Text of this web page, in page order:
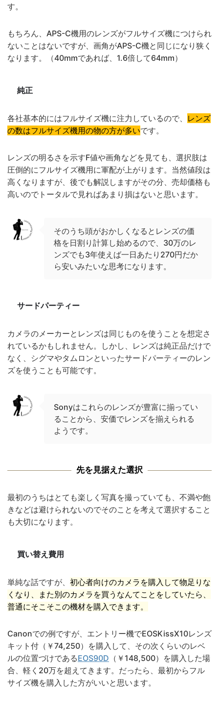
す。
もちろん、APS-C機用のレンズがフルサイズ機につけられ
ないことはないですが、画角がAPS-C機と同じになり狭く
なります。（40mmであれば、1.6倍して64mm）
純正
各社基本的にはフルサイズ機に注力しているので、 レンズ
の数はフルサイズ機用の物の方が多いです。
レンズの明るさを示すF値や画角などを見ても、選択肢は
圧倒的にフルサイズ機用に軍配が上がります。当然値段は
高くなりますが、後でも解説しますがその分、売却価格も
高いのでトータルで見ればあまり損はないと思います。
そのうち頭がおかしくなるとレンズの価
格を日割り計算し始めるので、30万のレ
ンズでも3年使えば一日あたり270円だか
ら安いみたいな思考になります。
サードパーティー
カメラのメーカーとレンズは同じものを使うことを想定さ
れているかもしれません。しかし、レンズは純正品だけで
なく、シグマやタムロンといったサードパーティーのレン
ズを使うことも可能です。
Sonyはこれらのレンズが豊富に揃ってい
ることから、安価でレンズを揃えられる
ようです。
先を見据えた選択
最初のうちはとても楽しく写真を撮っていても、不満や飽
きなどは避けられないのでそのことを考えて選択すること
も大切になります。
買い替え費用
単純な話ですが、 初心者向けのカメラを購入して物足りな
くなり、また別のカメラを買うなんてことをしていたら、
普通にそこそこの機材を購入できます。
Canonでの例ですが、エントリー機でEOSKissX10レンズ
キット付（￥74,250）を購入して、その次くらいのレベ
ルの位置づけであるEOS90D （￥148,500）を購入した場
合、軽く20万を超えてきます。だったら、最初からフル
サイズ機を購入した方がいいと思います。